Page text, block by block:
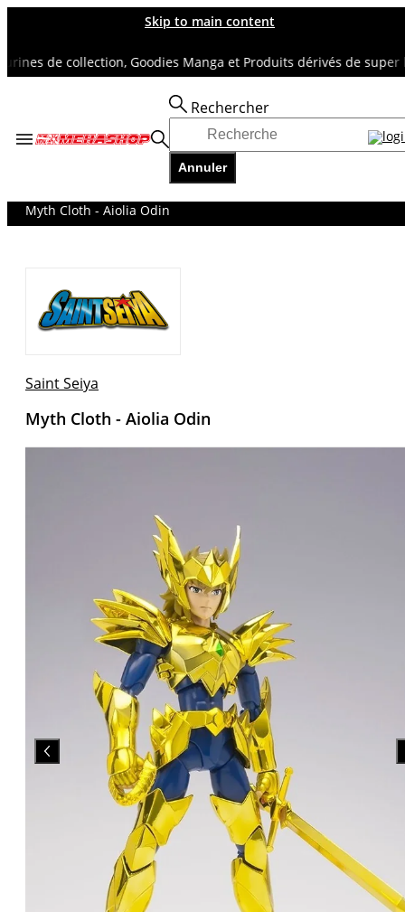
Skip to main content
de collection, Goodies Manga et Produits dérivés de super
Rechercher
Annuler
Accueil
Myth Cloth - Aiolia Odin
Saint Seiya
Myth Cloth - Aiolia Odin